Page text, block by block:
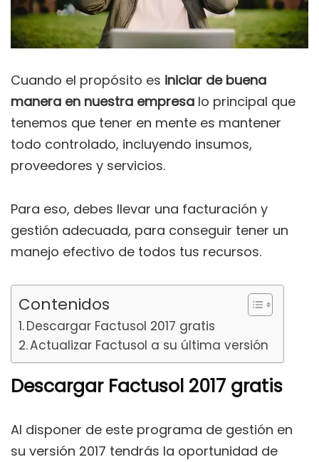
Cuando el propósito es iniciar de buena
manera en nuestra empresa lo principal que
tenemos que tener en mente es mantener
todo controlado, incluyendo insumos,
proveedores y servicios.
Para eso, debes llevar una facturación y
gestión adecuada, para conseguir tener un
manejo efectivo de todos tus recursos.
Contenidos
Descargar Factusol 2017 gratis
Actualizar Factusol a su última versión
Descargar Factusol 2017 gratis
Al disponer de este programa de gestión en
su versión 2017 tendrás la oportunidad de